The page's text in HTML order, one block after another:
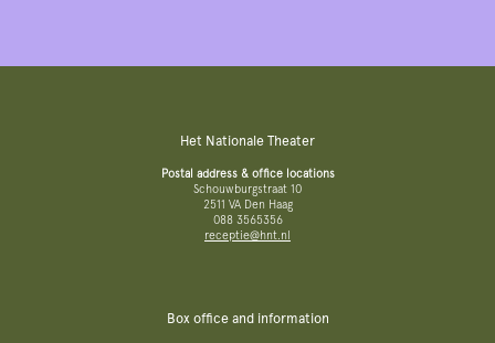
Het Nationale Theater
Postal address & office locations
Schouwburgstraat 10
2511 VA Den Haag
088 3565356
receptie@hnt.nl
Box office and information